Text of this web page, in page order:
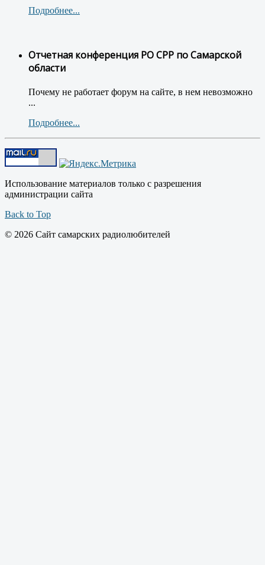
Подробнее...
Отчетная конференция РО СРР по Самарской
области
Почему не работает форум на сайте, в нем невозможно
...
Подробнее...
Использование материалов только с разрешения
администрации сайта
Back to Top
© 2026 Сайт самарских радиолюбителей